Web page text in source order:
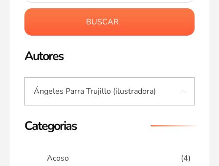
BUSCAR
Autores
Categorias
Acoso (4)